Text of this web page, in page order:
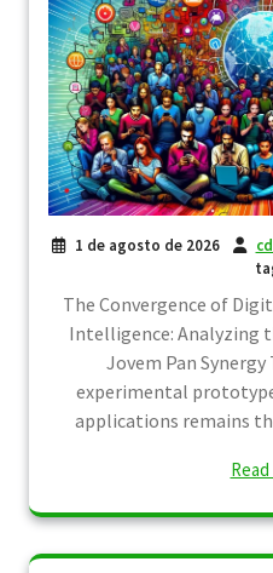
1 de agosto de 2026
The Convergence of
Intelligence: Analyzing
Jovem Pan
experimental
applications remains